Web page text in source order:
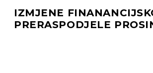
IZMJENE
PRERASPODJELE